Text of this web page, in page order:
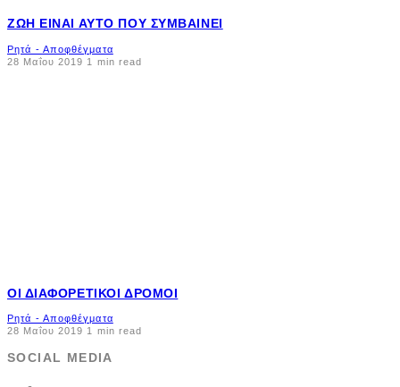
ΖΩΉ ΕΊΝΑΙ ΑΥΤΌ ΠΟΥ ΣΥΜΒΑΊΝΕΙ
Ρητά - Αποφθέγματα
28 Μαΐου 2019 1 min read
ΟΙ ΔΙΑΦΟΡΕΤΙΚΟΊ ΔΡΌΜΟΙ
Ρητά - Αποφθέγματα
28 Μαΐου 2019 1 min read
SOCIAL MEDIA